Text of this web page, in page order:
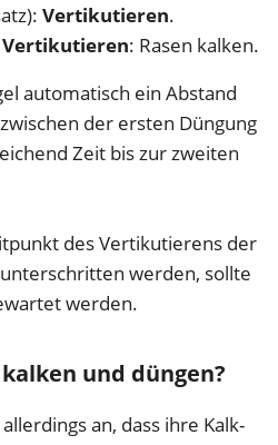
Vertikutieren.
: Rasen kalken.
automatisch ein Abstand
zwischen der ersten Düngung
Zeit bis zur zweiten
des Vertikutierens der
werden, sollte
werden.
und düngen?
an, dass ihre Kalk-